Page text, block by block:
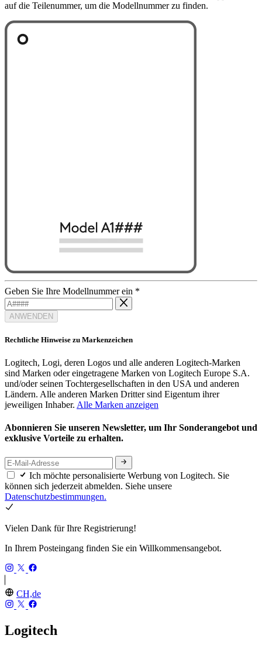
auf die Teilenummer, um die Modellnummer zu finden.
Geben Sie Ihre Modellnummer ein *
ANWENDEN
Rechtliche Hinweise zu Markenzeichen
Logitech, Logi, deren Logos und alle anderen Logitech-Marken
sind Marken oder eingetragene Marken von Logitech Europe S.A.
und/oder seinen Tochtergesellschaften in den USA und anderen
Ländern. Alle anderen Marken Dritter sind Eigentum ihrer
jeweiligen Inhaber. Alle Marken anzeigen
Abonnieren Sie unseren Newsletter, um Ihr Sonderangebot und
exklusive Vorteile zu erhalten.
Ich möchte personalisierte Werbung von Logitech. Sie
können sich jederzeit abmelden. Siehe unsere
Datenschutzbestimmungen.
Vielen Dank für Ihre Registrierung!
In Ihrem Posteingang finden Sie ein Willkommensangebot.
CH,de
Logitech